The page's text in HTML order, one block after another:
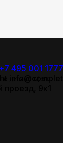
диска (ГБ)
+7 495 001 1777